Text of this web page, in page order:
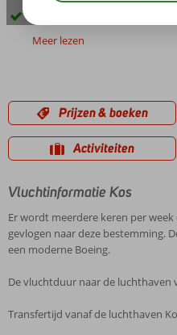
Meer lezen
Prijzen & boeken
Activiteiten
Vluchtinformatie Kos
Er wordt meerdere keren per
gevlogen naar deze bestemming.
een moderne Boeing.
De vluchtduur naar de luchthaven
Transfertijd vanaf de luchthaven